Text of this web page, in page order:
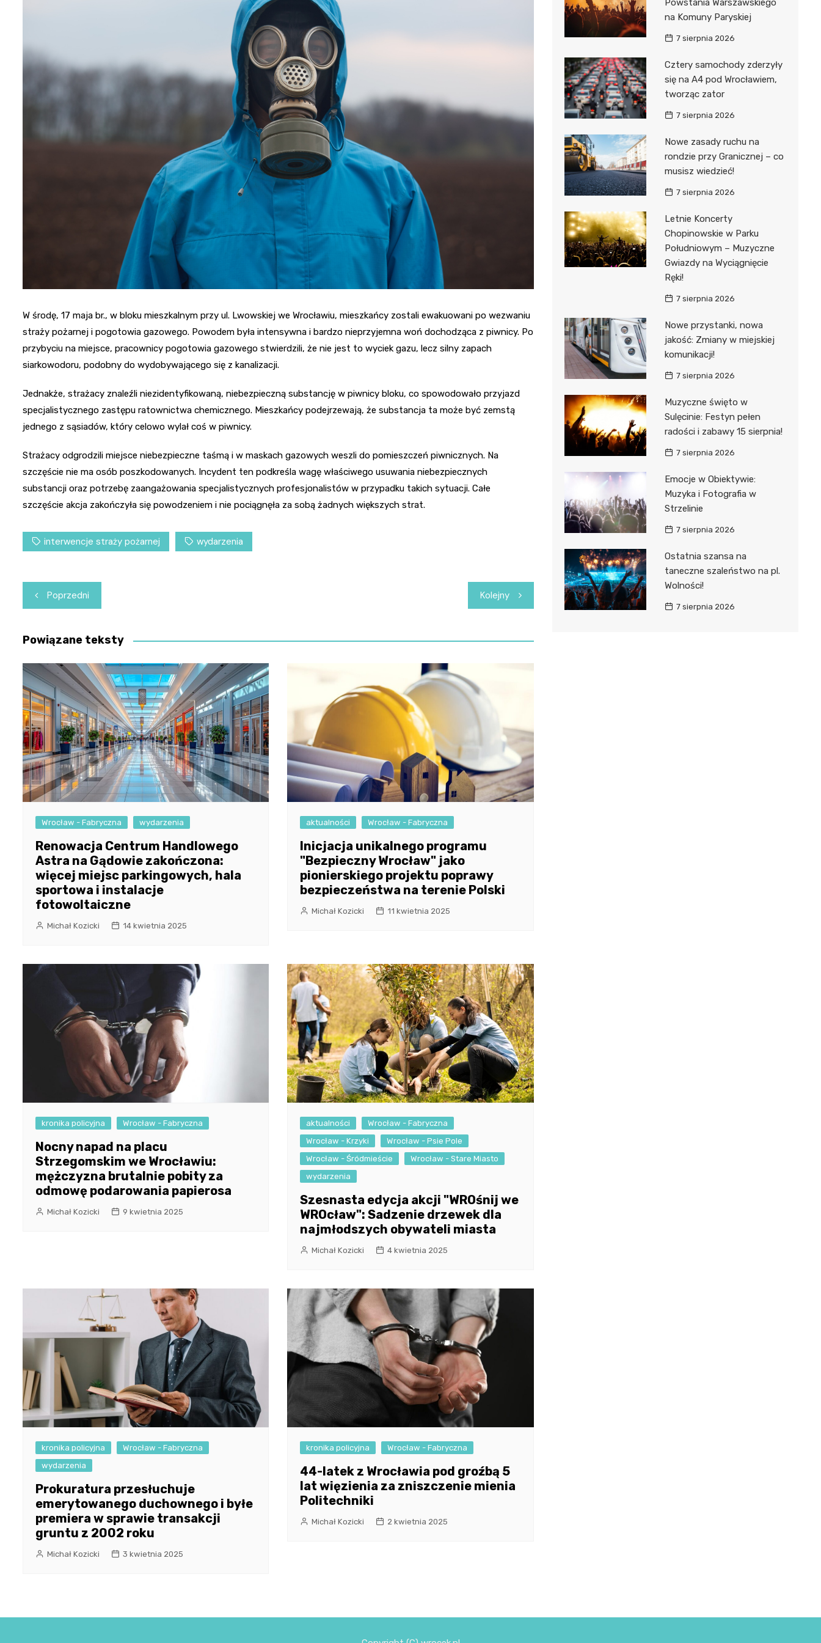
W środę, 17 maja br., w bloku mieszkalnym przy ul. Lwowskiej we Wrocławiu, mieszkańcy zostali ewakuowani po wezwaniu
straży pożarnej i pogotowia gazowego. Powodem była intensywna i bardzo nieprzyjemna woń dochodząca z piwnicy. Po
przybyciu na miejsce, pracownicy pogotowia gazowego stwierdzili, że nie jest to wyciek gazu, lecz silny zapach
siarkowodoru, podobny do wydobywającego się z kanalizacji.
Jednakże, strażacy znaleźli niezidentyfikowaną, niebezpieczną substancję w piwnicy bloku, co spowodowało przyjazd
specjalistycznego zastępu ratownictwa chemicznego. Mieszkańcy podejrzewają, że substancja ta może być zemstą
jednego z sąsiadów, który celowo wylał coś w piwnicy.
Strażacy odgrodzili miejsce niebezpieczne taśmą i w maskach gazowych weszli do pomieszczeń piwnicznych. Na
szczęście nie ma osób poszkodowanych. Incydent ten podkreśla wagę właściwego usuwania niebezpiecznych
substancji oraz potrzebę zaangażowania specjalistycznych profesjonalistów w przypadku takich sytuacji. Całe
szczęście akcja zakończyła się powodzeniem i nie pociągnęła za sobą żadnych większych strat.
interwencje straży pożarnej wydarzenia
Nawigacja
wpisu
Poprzedni Kolejny
Powiązane teksty
Wrocław - Fabryczna wydarzenia
Renowacja Centrum Handlowego
Astra na Gądowie zakończona:
więcej miejsc parkingowych, hala
sportowa i instalacje
fotowoltaiczne
Michał Kozicki 14 kwietnia 2025
aktualności Wrocław - Fabryczna
Inicjacja unikalnego programu
"Bezpieczny Wrocław" jako
pionierskiego projektu poprawy
bezpieczeństwa na terenie Polski
Michał Kozicki 11 kwietnia 2025
kronika policyjna Wrocław - Fabryczna
Nocny napad na placu
Strzegomskim we Wrocławiu:
mężczyzna brutalnie pobity za
odmowę podarowania papierosa
Michał Kozicki 9 kwietnia 2025
aktualności
Wrocław - Fabryczna
Wrocław - Krzyki
Wrocław - Psie Pole
Wrocław - Śródmieście
Wrocław - Stare Miasto
wydarzenia
Szesnasta edycja akcji "WROśnij we
WROcław": Sadzenie drzewek dla
najmłodszych obywateli miasta
Michał Kozicki 4 kwietnia 2025
kronika policyjna
Wrocław - Fabryczna
wydarzenia
Prokuratura przesłuchuje
emerytowanego duchownego i byłe
premiera w sprawie transakcji
gruntu z 2002 roku
Michał Kozicki 3 kwietnia 2025
kronika policyjna Wrocław - Fabryczna
44-latek z Wrocławia pod groźbą 5
lat więzienia za zniszczenie mienia
Politechniki
Michał Kozicki 2 kwietnia 2025
Powstania Warszawskiego
na Komuny Paryskiej
7 sierpnia 2026
Cztery samochody zderzyły
się na A4 pod Wrocławiem,
tworząc zator
7 sierpnia 2026
Nowe zasady ruchu na
rondzie przy Granicznej – co
musisz wiedzieć!
7 sierpnia 2026
Letnie Koncerty
Chopinowskie w Parku
Południowym – Muzyczne
Gwiazdy na Wyciągnięcie
Ręki!
7 sierpnia 2026
Nowe przystanki, nowa
jakość: Zmiany w miejskiej
komunikacji!
7 sierpnia 2026
Muzyczne święto w
Sulęcinie: Festyn pełen
radości i zabawy 15 sierpnia!
7 sierpnia 2026
Emocje w Obiektywie:
Muzyka i Fotografia w
Strzelinie
7 sierpnia 2026
Ostatnia szansa na
taneczne szaleństwo na pl.
Wolności!
7 sierpnia 2026